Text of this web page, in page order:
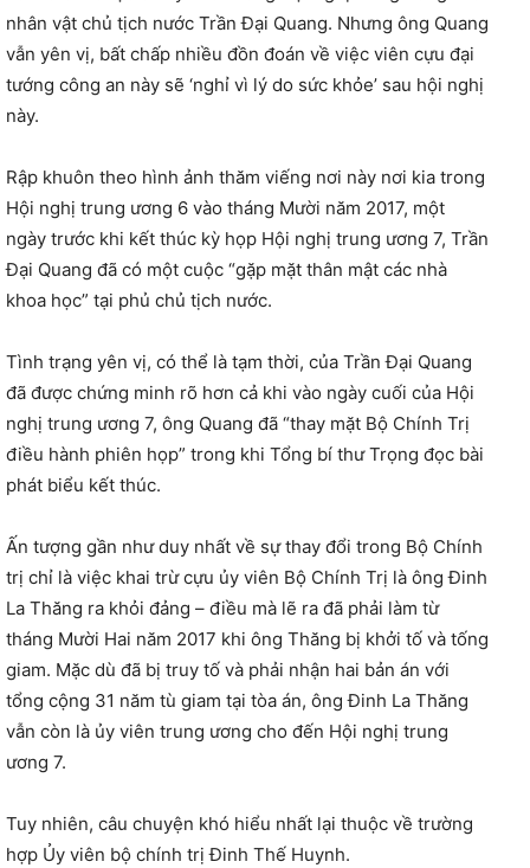
nhân vật chủ tịch nước Trần Đại Quang. Nhưng ông Quang
vẫn yên vị, bất chấp nhiều đồn đoán về việc viên cựu đại
tướng công an này sẽ ‘nghỉ vì lý do sức khỏe’ sau hội nghị
này.
Rập khuôn theo hình ảnh thăm viếng nơi này nơi kia trong
Hội nghị trung ương 6 vào tháng Mười năm 2017, một
ngày trước khi kết thúc kỳ họp Hội nghị trung ương 7, Trần
Đại Quang đã có một cuộc “gặp mặt thân mật các nhà
khoa học” tại phủ chủ tịch nước.
Tình trạng yên vị, có thể là tạm thời, của Trần Đại Quang
đã được chứng minh rõ hơn cả khi vào ngày cuối của Hội
nghị trung ương 7, ông Quang đã “thay mặt Bộ Chính Trị
điều hành phiên họp” trong khi Tổng bí thư Trọng đọc bài
phát biểu kết thúc.
Ấn tượng gần như duy nhất về sự thay đổi trong Bộ Chính
trị chỉ là việc khai trừ cựu ủy viên Bộ Chính Trị là ông Đinh
La Thăng ra khỏi đảng – điều mà lẽ ra đã phải làm từ
tháng Mười Hai năm 2017 khi ông Thăng bị khởi tố và tống
giam. Mặc dù đã bị truy tố và phải nhận hai bản án với
tổng cộng 31 năm tù giam tại tòa án, ông Đinh La Thăng
vẫn còn là ủy viên trung ương cho đến Hội nghị trung
ương 7.
Tuy nhiên, câu chuyện khó hiểu nhất lại thuộc về trường
hợp Ủy viên bộ chính trị Đinh Thế Huynh.